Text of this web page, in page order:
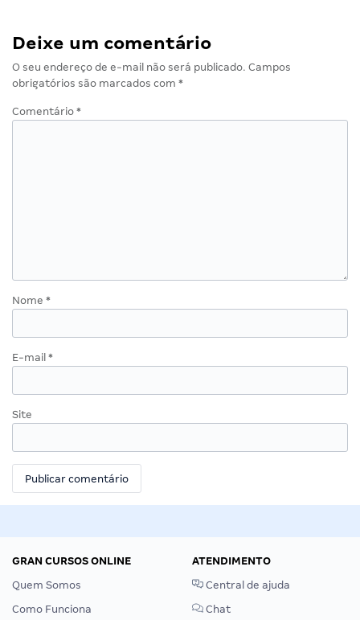
Deixe um comentário
O seu endereço de e-mail não será publicado. Campos
obrigatórios são marcados com *
Comentário *
Nome *
E-mail *
Site
GRAN CURSOS ONLINE
Quem Somos
Como Funciona
ATENDIMENTO
Central de ajuda
Chat